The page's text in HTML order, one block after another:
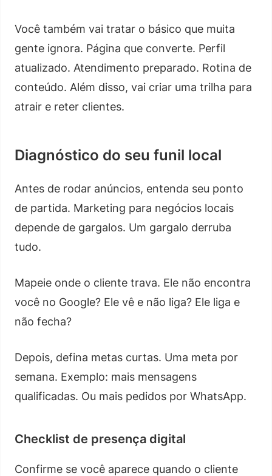
Você também vai tratar o básico que muita
gente ignora. Página que converte. Perfil
atualizado. Atendimento preparado. Rotina de
conteúdo. Além disso, vai criar uma trilha para
atrair e reter clientes.
Diagnóstico do seu funil local
Antes de rodar anúncios, entenda seu ponto
de partida. Marketing para negócios locais
depende de gargalos. Um gargalo derruba
tudo.
Mapeie onde o cliente trava. Ele não encontra
você no Google? Ele vê e não liga? Ele liga e
não fecha?
Depois, defina metas curtas. Uma meta por
semana. Exemplo: mais mensagens
qualificadas. Ou mais pedidos por WhatsApp.
Checklist de presença digital
Confirme se você aparece quando o cliente